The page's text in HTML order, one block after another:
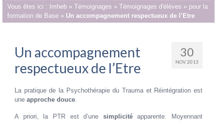
Vous êtes ici : Imheb » Témoignages » Témoignages d'élèves » pour la
formation de Base » Un accompagnement respectueux de l’Etre
30
NOV 2013
Un accompagnement
respectueux de l’Etre
La pratique de la Psychothérapie du Trauma et Réintégration est
une approche douce
A priori, la PTR est d’une simplicitéapparente. Moyennant